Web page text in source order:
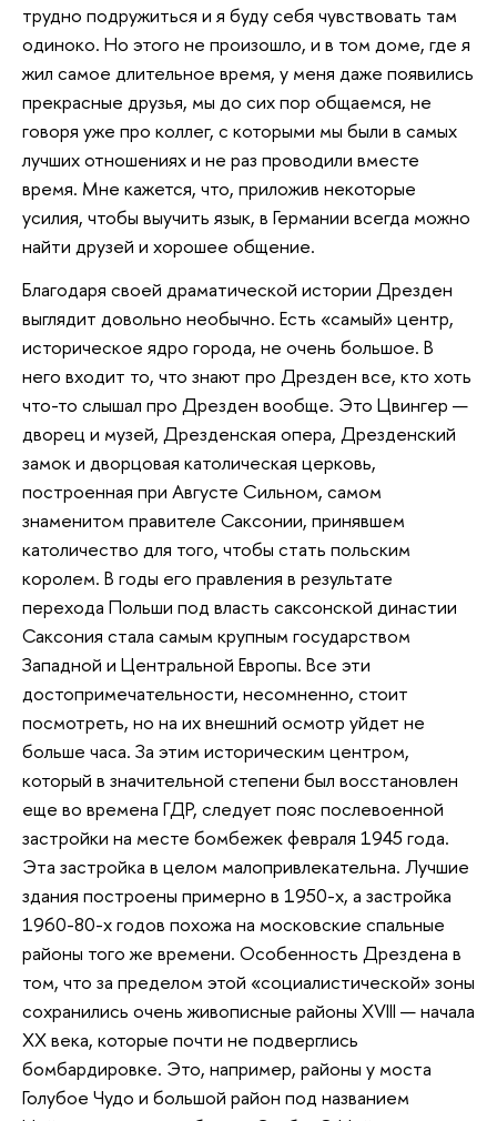
трудно подружиться и я буду себя чувствовать там
одиноко. Но этого не произошло, и в том доме, где я
жил самое длительное время, у меня даже появились
прекрасные друзья, мы до сих пор общаемся, не
говоря уже про коллег, с которыми мы были в самых
лучших отношениях и не раз проводили вместе
время. Мне кажется, что, приложив некоторые
усилия, чтобы выучить язык, в Германии всегда можно
найти друзей и хорошее общение.
Благодаря своей драматической истории Дрезден
выглядит довольно необычно. Есть «самый» центр,
историческое ядро города, не очень большое. В
него входит то, что знают про Дрезден все, кто хоть
что-то слышал про Дрезден вообще. Это Цвингер —
дворец и музей, Дрезденская опера, Дрезденский
замок и дворцовая католическая церковь,
построенная при Августе Сильном, самом
знаменитом правителе Саксонии, принявшем
католичество для того, чтобы стать польским
королем. В годы его правления в результате
перехода Польши под власть саксонской династии
Саксония стала самым крупным государством
Западной и Центральной Европы. Все эти
достопримечательности, несомненно, стоит
посмотреть, но на их внешний осмотр уйдет не
больше часа. За этим историческим центром,
который в значительной степени был восстановлен
еще во времена ГДР, следует пояс послевоенной
застройки на месте бомбежек февраля 1945 года.
Эта застройка в целом малопривлекательна. Лучшие
здания построены примерно в 1950-х, а застройка
1960-80-х годов похожа на московские спальные
районы того же времени. Особенность Дрездена в
том, что за пределом этой «социалистической» зоны
сохранились очень живописные районы XVIII — начала
XX века, которые почти не подверглись
бомбардировке. Это, например, районы у моста
Голубое Чудо и большой район под названием